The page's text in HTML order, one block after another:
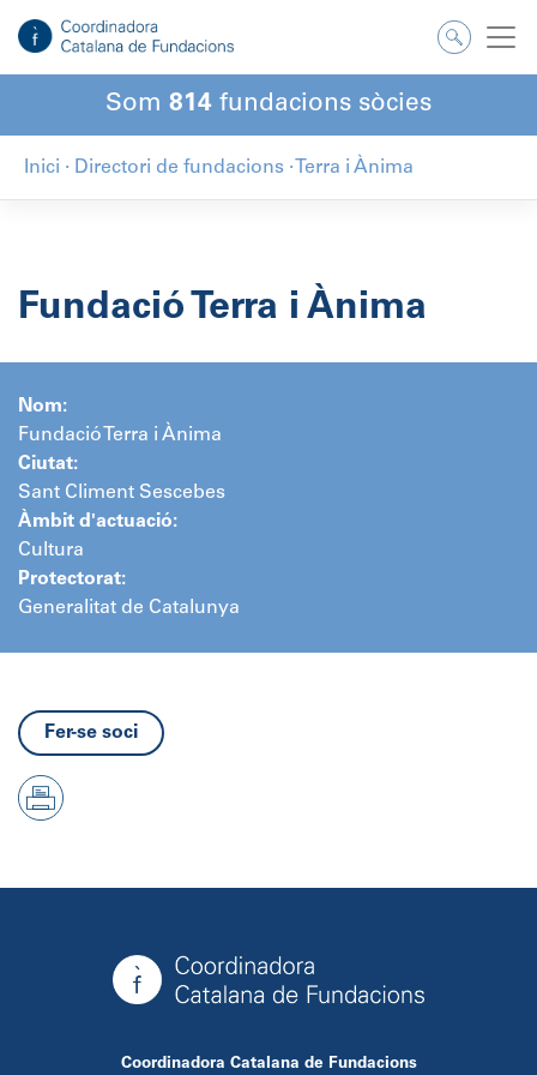
contingut
Som 814 fundacions sòcies
Inici · Directori de fundacions · Terra i Ànima
Fundació Terra i Ànima
Nom:
Fundació Terra i Ànima
Ciutat:
Sant Climent Sescebes
Àmbit d'actuació:
Cultura
Protectorat:
Generalitat de Catalunya
Fer-se soci
Coordinadora Catalana de Fundacions